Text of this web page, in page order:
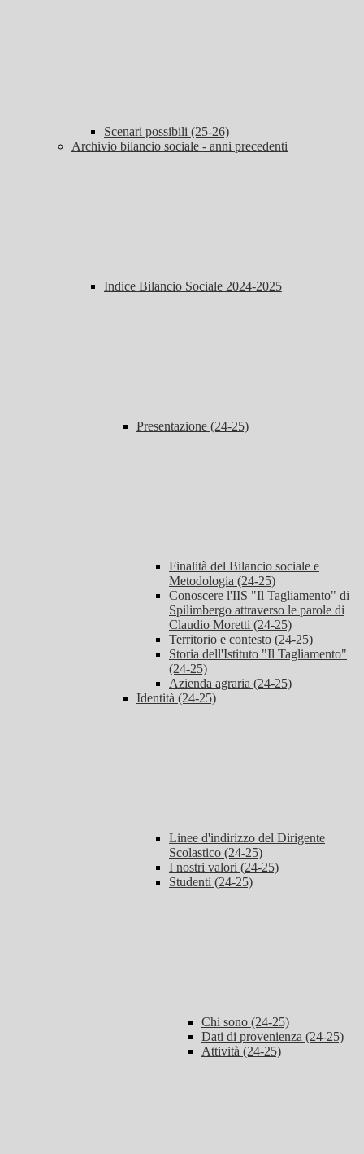
Scenari possibili (25-26)
Archivio bilancio sociale - anni precedenti
Indice Bilancio Sociale 2024-2025
Presentazione (24-25)
Finalità del Bilancio sociale e
Metodologia (24-25)
Conoscere l'IIS "Il Tagliamento" di
Spilimbergo attraverso le parole di
Claudio Moretti (24-25)
Territorio e contesto (24-25)
Storia dell'Istituto "Il Tagliamento"
(24-25)
Azienda agraria (24-25)
Identità (24-25)
Linee d'indirizzo del Dirigente
Scolastico (24-25)
I nostri valori (24-25)
Studenti (24-25)
Chi sono (24-25)
Dati di provenienza (24-25)
Attività (24-25)